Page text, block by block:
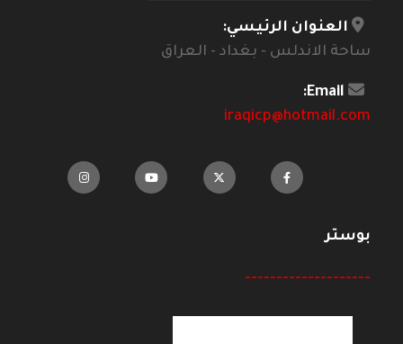
العنوان الرئيسي:
ساحة الاندلس - بغداد - العراق
Email:
iraqicp@hotmail.com
بوستر
--------------------